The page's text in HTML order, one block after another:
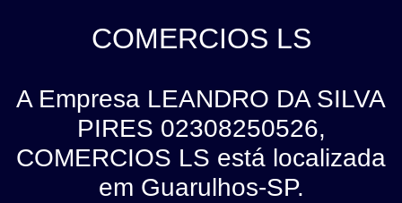
COMERCIOS LS
A Empresa LEANDRO DA SILVA
PIRES 02308250526,
COMERCIOS LS está localizada
em Guarulhos-SP.